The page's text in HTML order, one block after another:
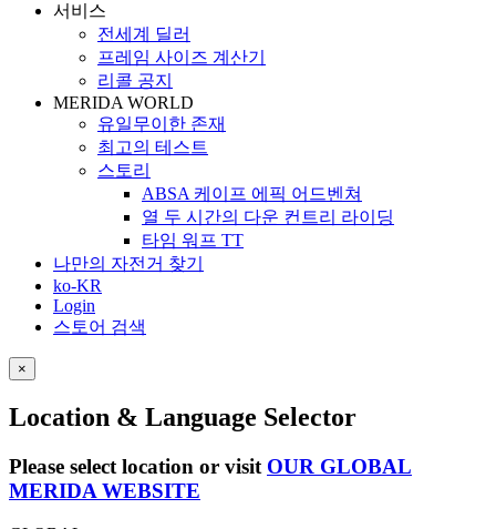
서비스
전세계 딜러
프레임 사이즈 계산기
리콜 공지
MERIDA WORLD
유일무이한 존재
최고의 테스트
스토리
ABSA 케이프 에픽 어드벤쳐
열 두 시간의 다운 컨트리 라이딩
타임 워프 TT
나만의 자전거 찾기
ko-KR
Login
스토어 검색
×
Location & Language Selector
Please select location or visit OUR GLOBAL
MERIDA WEBSITE